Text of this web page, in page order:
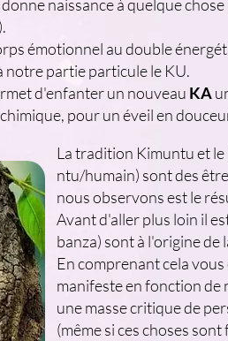
naissance à quelque chose
émotionnel au double
partie particule le KU.
d'enfanter un nouveau KA
pour un éveil en
La tradition Kimuntu et
ntu/humain) sont des
nous observons est le
Avant d'aller plus loin il
banza) sont à l'origine
En comprenant cela
manifeste en fonction de
une masse critique de
(même si ces choses sont